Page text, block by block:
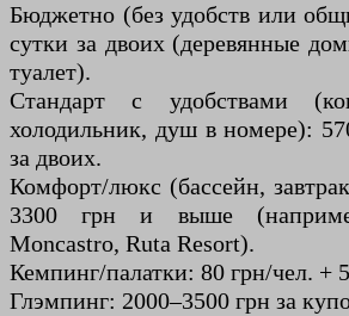
Бюджетно (без удобств или
сутки за двоих (деревянные
туалет).
Стандарт с удобствами
холодильник, душ в номере):
за двоих.
Комфорт/люкс (бассейн,
3300 грн и выше
Moncastro, Ruta Resort).
Кемпинг/палатки: 80 грн/чел. +
Глэмпинг: 2000–3500 грн за